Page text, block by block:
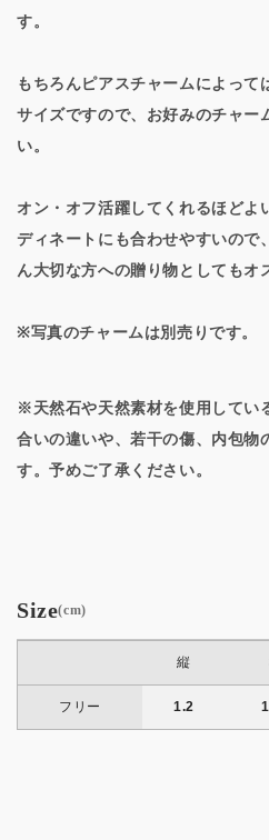
す。
もちろんピアスチャームによって
サイズですので、お好みのチャー
い。
オン・オフ活躍してくれるほどよ
ディネートにも合わせやすいので
ん大切な方への贈り物としてもオ
※写真のチャームは別売りです。
※天然石や天然素材を使用してい
合いの違いや、若干の傷、内包物
す。予めご了承ください。
Size(cm)
縦
フリー 1.2